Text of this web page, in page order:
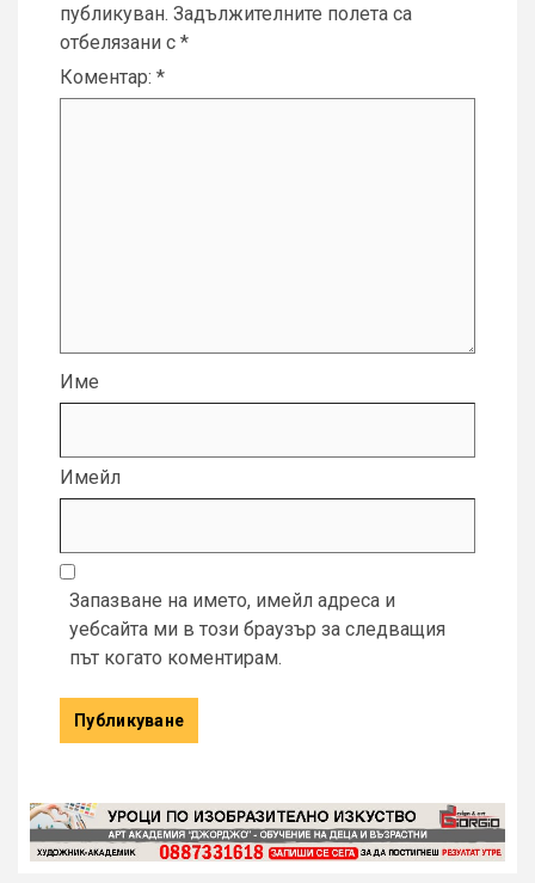
публикуван. Задължителните полета са
отбелязани с *
Коментар: *
Име
Имейл
Запазване на името, имейл адреса и
уебсайта ми в този браузър за следващия
път когато коментирам.